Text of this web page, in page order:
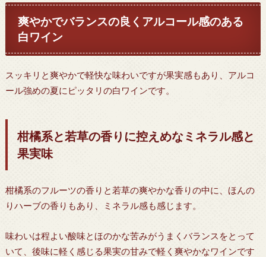
爽やかでバランスの良くアルコール感のある
白ワイン
スッキリと爽やかで軽快な味わいですが果実感もあり、アルコ
ール強めの夏にピッタリの白ワインです。
柑橘系と若草の香りに控えめなミネラル感と
果実味
柑橘系のフルーツの香りと若草の爽やかな香りの中に、ほんの
りハーブの香りもあり、ミネラル感も感じます。
味わいは程よい酸味とほのかな苦みがうまくバランスをとって
いて、後味に軽く感じる果実の甘みで軽く爽やかなワインです